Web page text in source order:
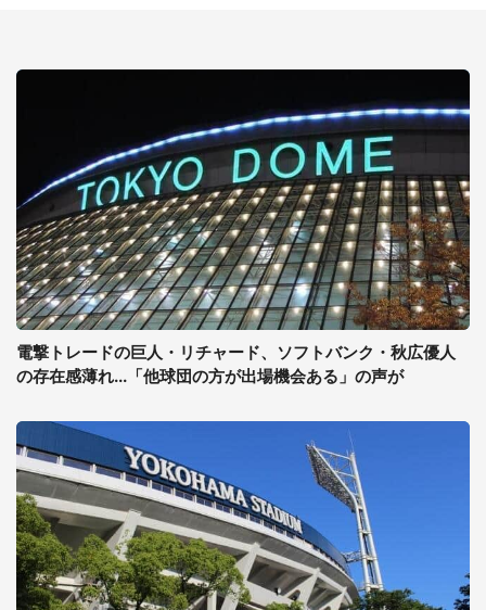
電撃トレードの巨人・リチャード、ソフトバンク・秋広優人
の存在感薄れ...「他球団の方が出場機会ある」の声が